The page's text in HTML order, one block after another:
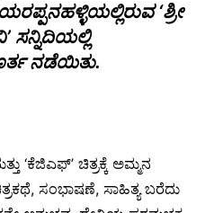
‘ಶ್ರೀ
ಸನ್ನಿದಿಯಲ್ಲಿ
ನಡೆಯಿತು.
‘ಕೆಜಿಎಫ್’ ಚಿತ್ರಕ್ಕೆ ಅಮ್ಮನ
ಸಂಭಾಷಣೆ, ಸಾಹಿತ್ಯ ಬರೆದು